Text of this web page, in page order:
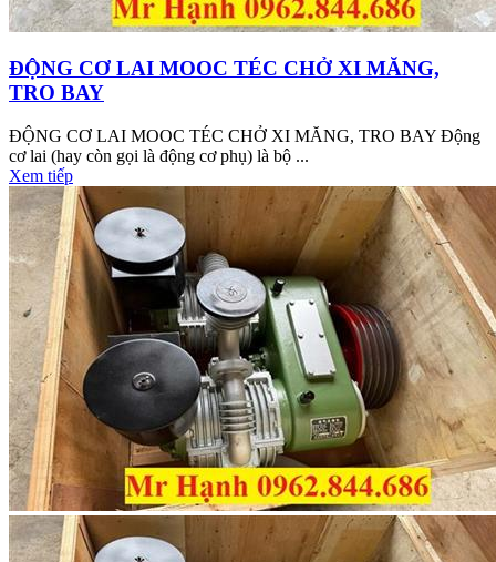
ĐỘNG CƠ LAI MOOC TÉC CHỞ XI MĂNG,
TRO BAY
ĐỘNG CƠ LAI MOOC TÉC CHỞ XI MĂNG, TRO BAY Động
cơ lai (hay còn gọi là động cơ phụ) là bộ ...
Xem tiếp